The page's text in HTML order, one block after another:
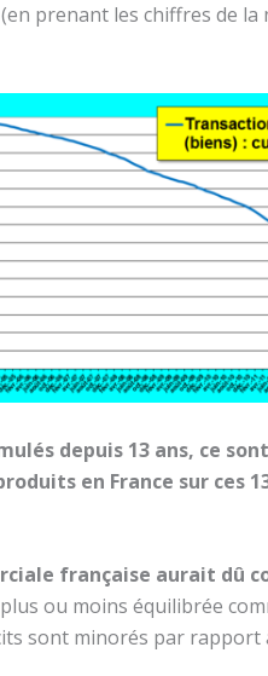
(en prenant les chiffres de la
depuis 13 ans, ce
en France sur ces
française aurait dû
ou moins équilibrée
sont minorés par rapport